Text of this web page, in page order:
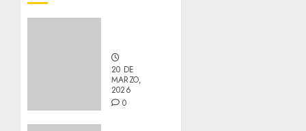
20 DE
MARZO,
2026
0